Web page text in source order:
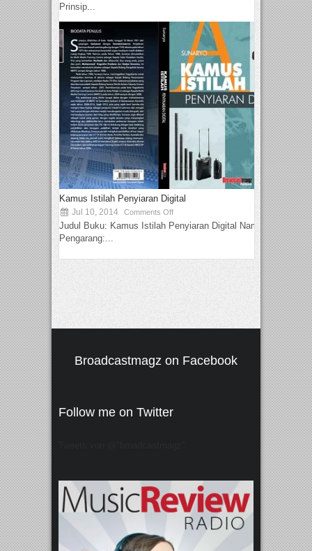
Prinsip...
Kamus Istilah Penyiaran Digital
Jul 10, 2014 Comments Off
Judul Buku: Kamus Istilah Penyiaran Digital Nama
Pengarang:...
Broadcastmagz on Facebook
Follow me on Twitter